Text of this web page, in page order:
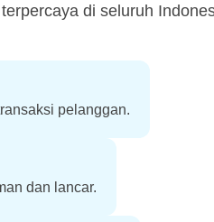
di seluruh
pelanggan.
dan lancar.